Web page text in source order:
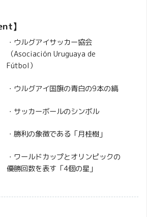
】
・ウルグアイサッカー協会
（Asociación Uruguaya de
Fútbol）
・ウルグアイ国旗の青白の9本の縞
・サッカーボールのシンボル
・勝利の象徴である「月桂樹」
・ワールドカップとオリンピックの
優勝回数を表す「4個の星」